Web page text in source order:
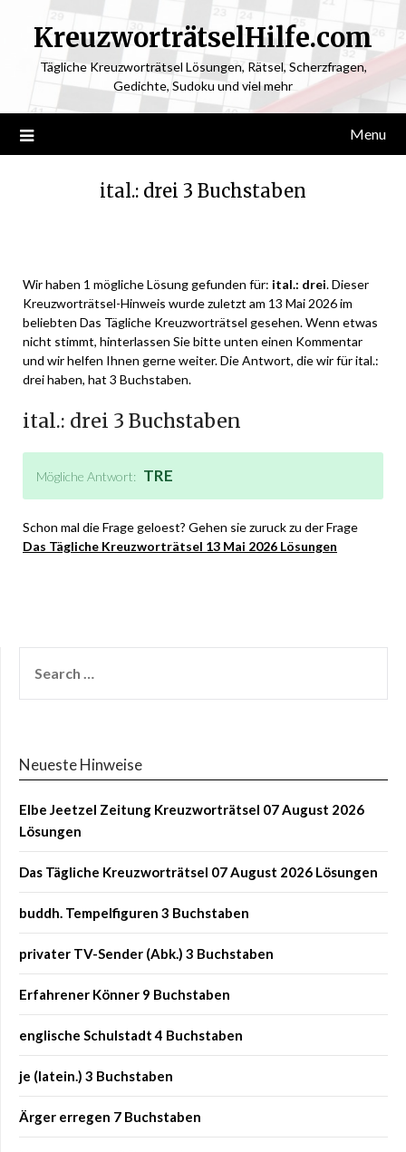
KreuzworträtselHilfe.com
Tägliche Kreuzworträtsel Lösungen, Rätsel, Scherzfragen,
Gedichte, Sudoku und viel mehr
Menu
ital.: drei 3 Buchstaben
May
12,
2026
Wir haben 1 mögliche Lösung gefunden für: ital.: drei. Dieser
Kreuzworträtsel-Hinweis wurde zuletzt am 13 Mai 2026 im
beliebten Das Tägliche Kreuzworträtsel gesehen. Wenn etwas
nicht stimmt, hinterlassen Sie bitte unten einen Kommentar
und wir helfen Ihnen gerne weiter. Die Antwort, die wir für ital.:
drei haben, hat 3 Buchstaben.
ital.: drei 3 Buchstaben
Mögliche Antwort: TRE
Schon mal die Frage geloest? Gehen sie zuruck zu der Frage
Das Tägliche Kreuzworträtsel 13 Mai 2026 Lösungen
Neueste Hinweise
Elbe Jeetzel Zeitung Kreuzworträtsel 07 August 2026
Lösungen
Das Tägliche Kreuzworträtsel 07 August 2026 Lösungen
buddh. Tempelfiguren 3 Buchstaben
privater TV-Sender (Abk.) 3 Buchstaben
Erfahrener Könner 9 Buchstaben
englische Schulstadt 4 Buchstaben
je (latein.) 3 Buchstaben
Ärger erregen 7 Buchstaben